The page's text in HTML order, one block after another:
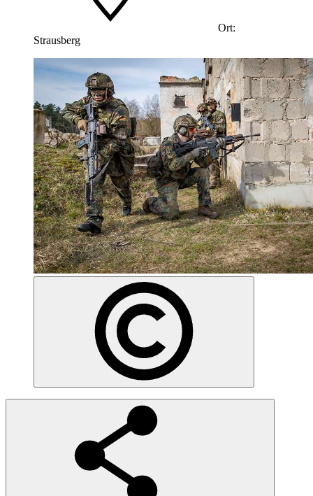
Ort:
Strausberg